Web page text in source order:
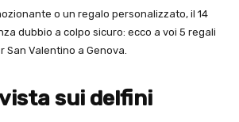
o un regalo personalizzato, il 14
dubbio a colpo sicuro: ecco a voi 5 regali
San Valentino a Genova.
sui delfini